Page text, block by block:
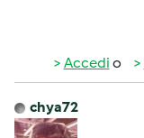
Accedi o
chya72